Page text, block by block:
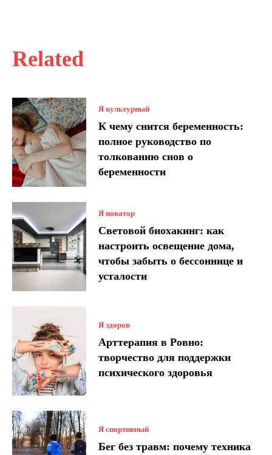
Related
Я культурный
К чему снится беременность:
полное руководство по
толкованию снов о
беременности
Я новатор
Световой биохакинг: как
настроить освещение дома,
чтобы забыть о бессоннице и
усталости
Я здоров
Арттерапия в Ровно:
творчество для поддержки
психического здоровья
Я спортивный
Бег без травм: почему техника